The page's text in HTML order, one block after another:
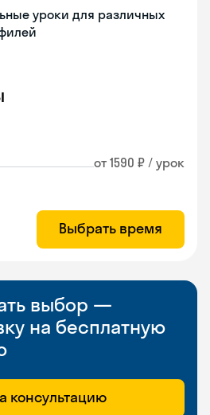
уроки для различных
от 1590 ₽ / урок
Выбрать время
выбор —
на бесплатную
консультацию